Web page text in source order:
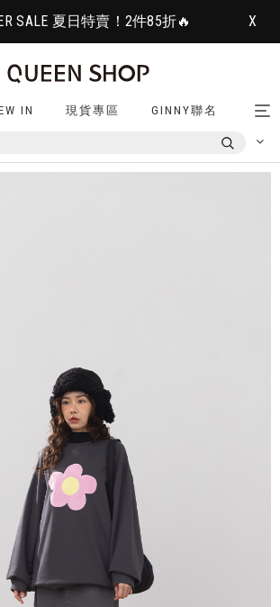
SALE 夏日特賣！2件85折🔥 X
IN 現貨專區 GINNY聯名